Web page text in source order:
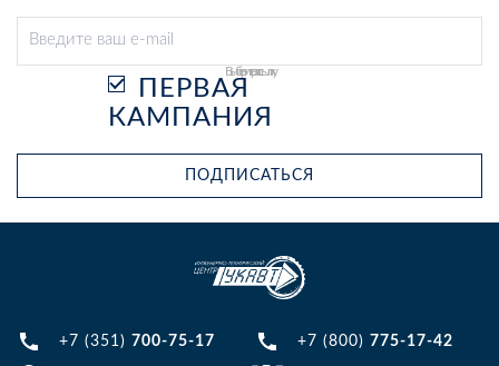
Выберите рассылку
ПЕРВАЯ
КАМПАНИЯ
ПОДПИСАТЬСЯ
+7 (351) 700-75-17 +7 (800) 775-17-42